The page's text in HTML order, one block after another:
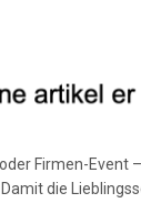
Firmen-Event
die